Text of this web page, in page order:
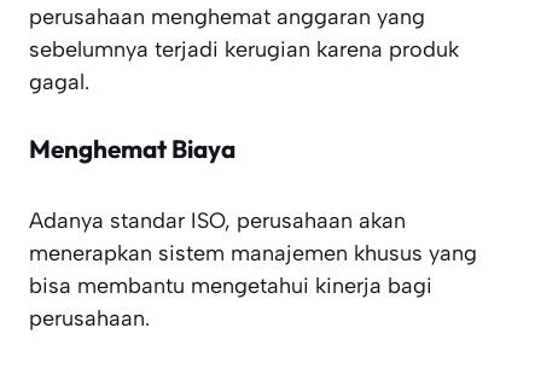
perusahaan menghemat anggaran yang
sebelumnya terjadi kerugian karena produk
gagal.
Menghemat Biaya
Adanya standar ISO, perusahaan akan
menerapkan sistem manajemen khusus yang
bisa membantu mengetahui kinerja bagi
perusahaan.